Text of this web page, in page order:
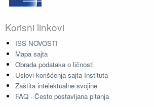
Korisni linkovi
ISS NOVOSTI
Mapa sajta
Obrada podataka o ličnosti
Uslovi korišćenja sajta Instituta
Zaštita intelektualne svojine
FAQ - Često postavljana pitanja